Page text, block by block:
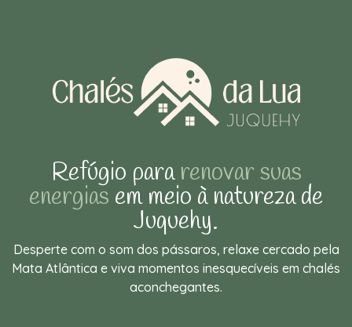
Refúgio pararenovar suas
energias em meio à natureza de
Juquehy.
Desperte com o som dos pássaros, relaxe cercado pela
Mata Atlântica e viva momentos inesquecíveis em chalés
aconchegantes.